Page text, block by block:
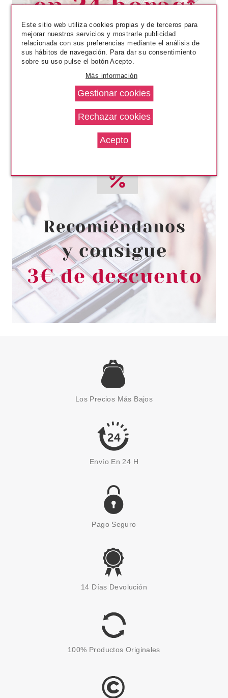
-13% 2.60€
ESSENCE TOP COAT BETTER
THAN GEL UÑAS ULTRA BRILLO
-38%
desde
1.99€
ESSENCE
ESSENCE SO MESMERIZING
TOP COAT 01 BELIVE IN
MERMAGIC!
2.35€
ESSENCE
ESSENCE MERRY X-MAS, MY
DEER! PEGATINAS PARA
1.50€
Los Precios Más Bajos
Envío En 24 H
Pago Seguro
14 Días Devolución
100% Productos Originales
Este sitio web utiliza cookies propias y de terceros para
mejorar nuestros servicios y mostrarle publicidad
relacionada con sus preferencias mediante el análisis de
sus hábitos de navegación. Para dar su consentimiento
sobre su uso pulse el botón Acepto.
Más información